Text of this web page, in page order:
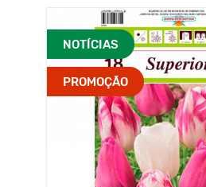
NOTÍCIAS
PROMOÇÃO